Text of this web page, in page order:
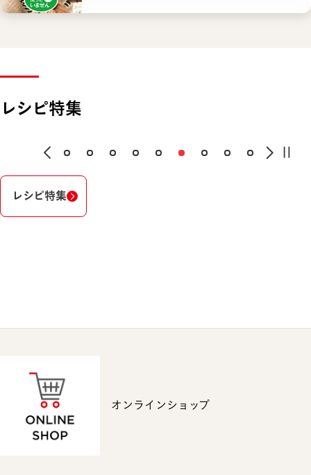
レシピ特集
レシピ特集
オンラインショップ